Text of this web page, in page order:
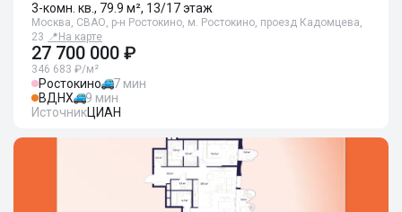
3-комн. кв., 79.9 м², 13/17 этаж
Москва, СВАО, р-н Ростокино, м. Ростокино, проезд Кадомцева,
23 📍 На карте
27 700 000 ₽
346 683 ₽/м²
Ростокино
7 мин
ВДНХ
9 мин
ИсточникЦИАН